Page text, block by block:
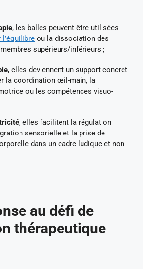
, les balles peuvent être utilisées
ou la dissociation des
supérieurs/inférieurs ;
, elles deviennent un support concret
la coordination œil-main, la
ou les compétences visuo-
, elles facilitent la régulation
sensorielle et la prise de
dans un cadre ludique et non
au défi de
thérapeutique